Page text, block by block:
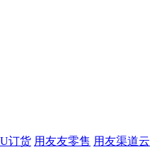
订货 用友友零售 用友渠道云